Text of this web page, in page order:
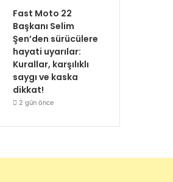
Fast Moto 22
Başkanı Selim
Şen’den sürücülere
hayati uyarılar:
Kurallar, karşılıklı
saygı ve kaska
dikkat!
2 gün önce